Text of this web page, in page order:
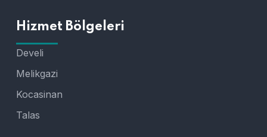
Hizmet Bölgeleri
Develi
Melikgazi
Kocasinan
Talas